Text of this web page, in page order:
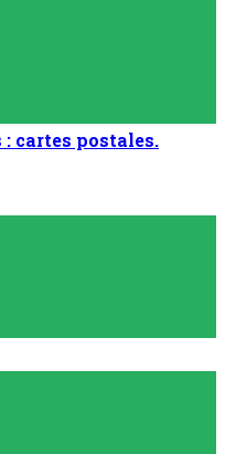
: cartes postales.